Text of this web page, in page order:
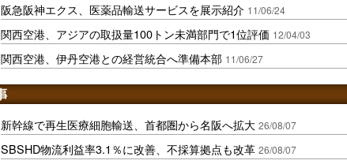
阪急阪神エクス、医薬品輸送サービスを展示紹介 11/06/24
関西空港、アジアの取扱量100トン未満部門で1位評価 12/04/03
関西空港、伊丹空港との経営統合へ準備本部 11/06/27
新幹線で再生医療細胞輸送、首都圏から名阪へ拡大 26/08/07
SBSHD物流利益率3.1％に改善、不採算拠点も改革 26/08/07